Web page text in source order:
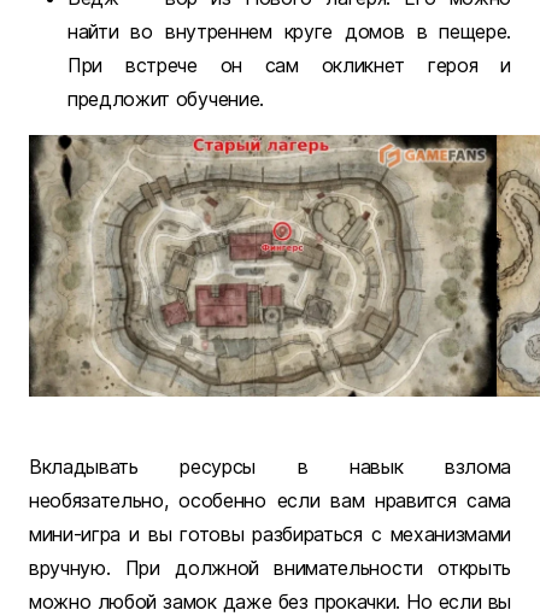
найти во внутреннем круге домов в пещере.
При встрече он сам окликнет героя и
предложит обучение.
Вкладывать ресурсы в навык взлома
необязательно, особенно если вам нравится сама
мини-игра и вы готовы разбираться с механизмами
вручную. При должной внимательности открыть
можно любой замок даже без прокачки. Но если вы